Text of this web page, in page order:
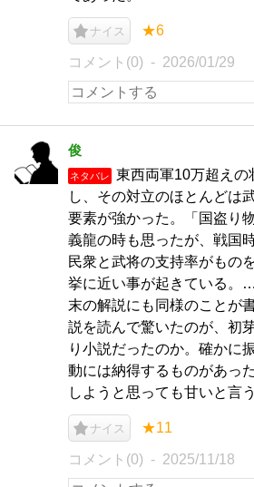
ナイス ★6
コメント(0) 2026/01/29
俊
ネタバレ
東西両軍10万超えの
し、その対立のほとんどは
要素が強かった。「国盗り
義龍の時も思ったが、戦国
民衆と武将の支持率がもの
挙に近い事が起きている。
末の解説にも同様のことが
説を読んで驚いたのが、初
り小説だったのか。確かに
動には納得するものがあっ
しようと思っても甘いと言
ナイス ★11
コメント(0) 2025/11/18